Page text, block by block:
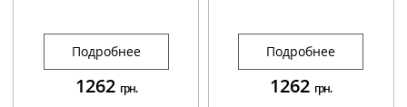
Подробнее
1262 грн.
Подробнее
1262 грн.